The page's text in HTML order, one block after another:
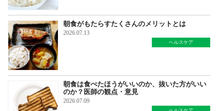
朝食がもたらすたくさんのメリットとは
2026.07.13
ヘルスケア
朝食は食べたほうがいいのか、抜いた方がいい
のか？医師の観点・意見
2026.07.09